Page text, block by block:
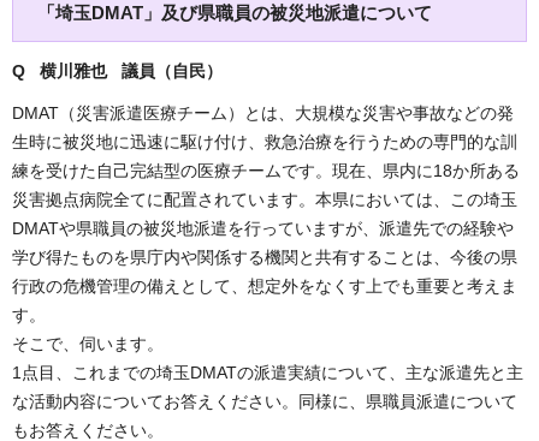
「埼玉DMAT」及び県職員の被災地派遣について
Q 横川雅也 議員（自民）
DMAT（災害派遣医療チーム）とは、大規模な災害や事故などの発
生時に被災地に迅速に駆け付け、救急治療を行うための専門的な訓
練を受けた自己完結型の医療チームです。現在、県内に18か所ある
災害拠点病院全てに配置されています。本県においては、この埼玉
DMATや県職員の被災地派遣を行っていますが、派遣先での経験や
学び得たものを県庁内や関係する機関と共有することは、今後の県
行政の危機管理の備えとして、想定外をなくす上でも重要と考えま
す。
そこで、伺います。
1点目、これまでの埼玉DMATの派遣実績について、主な派遣先と主
な活動内容についてお答えください。同様に、県職員派遣について
もお答えください。